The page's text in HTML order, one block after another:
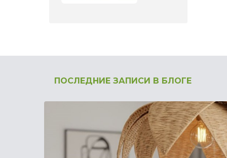
ПОСЛЕДНИЕ ЗАПИСИ В БЛОГЕ